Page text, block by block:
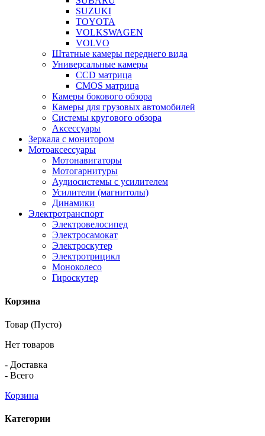
SUZUKI
TOYOTA
VOLKSWAGEN
VOLVO
Штатные камеры переднего вида
Универсальные камеры
CCD матрица
CMOS матрица
Камеры бокового обзора
Камеры для грузовых автомобилей
Системы кругового обзора
Аксессуары
Зеркала с монитором
Мотоаксессуары
Мотонавигаторы
Мотогарнитуры
Аудиосистемы с усилителем
Усилители (магнитолы)
Динамики
Электротранспорт
Электровелосипед
Электросамокат
Электроскутер
Электротрицикл
Моноколесо
Гироскутер
Корзина
Товар (Пусто)
Нет товаров
- Доставка
- Всего
Корзина
Категории